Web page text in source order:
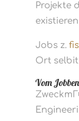
Projekte
Jobs z.
Ort
Vom